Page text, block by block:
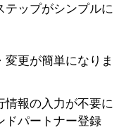
テップがシンプルに
更が簡単になりま
情報の入力が不要に
ドパートナー登録